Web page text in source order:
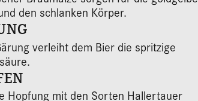
den schlanken Körper.
verleiht dem Bier die spritzige
Hopfung mit den Sorten Hallertauer